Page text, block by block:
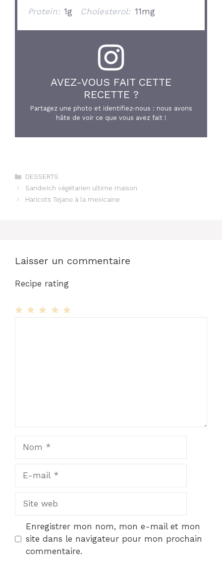
Protein: 1g Cholesterol: 11mg
AVEZ-VOUS FAIT CETTE
RECETTE ?
Partagez une photo et identifiez-nous : nous avons
hâte de voir ce que vous avez fait !
Catégories
DESSERTS
Sandwich végétarien ultime maison
Haricots Tejano à la mexicaine
Laisser un commentaire
Recipe rating
mail
web
Enregistrer mon nom, mon e-mail et mon
site dans le navigateur pour mon prochain
commentaire.